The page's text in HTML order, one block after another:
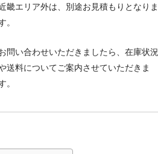
畿エリア外は、別途お見積もりとなりま
。
問い合わせいただきましたら、在庫状況
送料についてご案内させていただきま
。